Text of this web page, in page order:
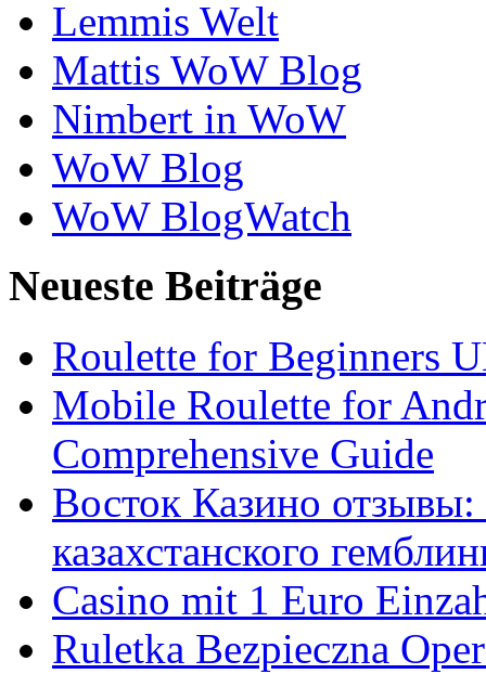
Lemmis Welt
Mattis WoW Blog
Nimbert in WoW
WoW Blog
WoW BlogWatch
Neueste Beiträge
Roulette for Beginners
Mobile Roulette for
Comprehensive Guide
Восток Казино отзывы:
казахстанского
Casino mit 1 Euro
Ruletka Bezpieczna